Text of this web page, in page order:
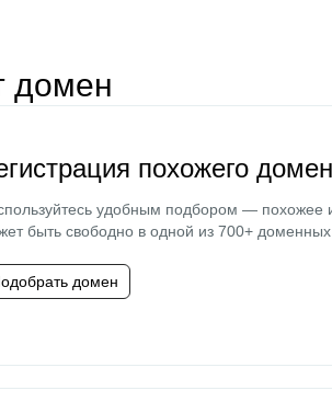
домен
похожего
удобным подбором — похожее
быть свободно в одной из 700+ доменных
домен